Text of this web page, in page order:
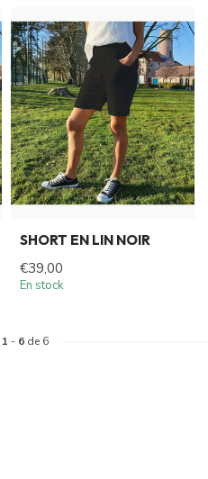
SHORT EN LIN NOIR
€39,00
En stock
1 - 6 de 6